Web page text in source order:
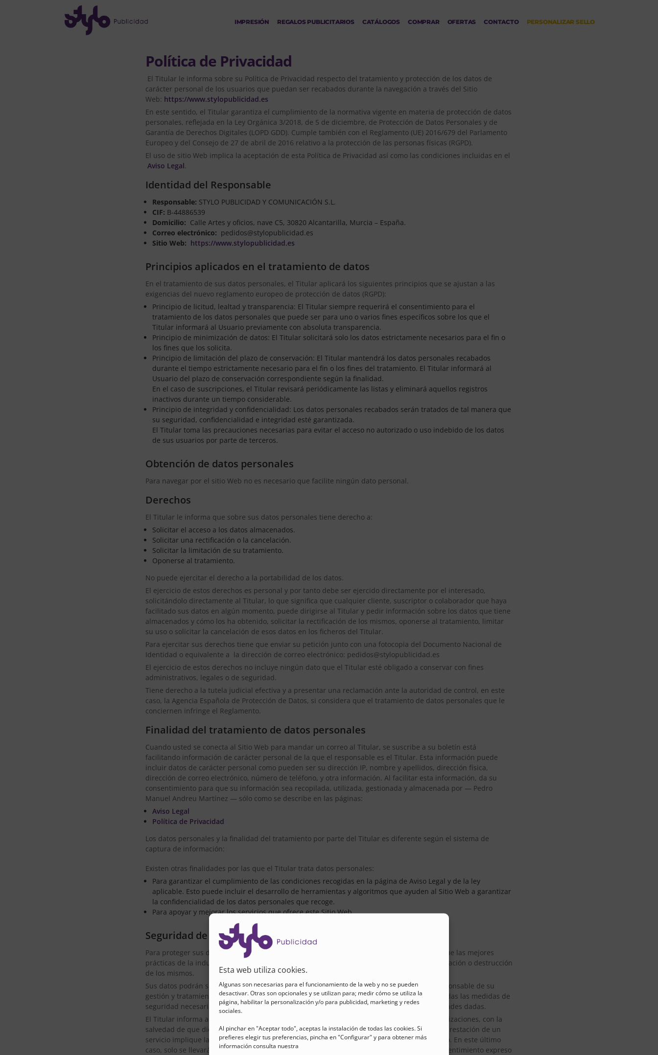
Esta web utiliza cookies.
Algunas son necesarias para el funcionamiento de la web y no se pueden
desactivar. Otras son opcionales y se utilizan para; medir cómo se utiliza la
página, habilitar la personalización y/o para publicidad, marketing y redes
sociales.
Al pinchar en "Aceptar todo", aceptas la instalación de todas las cookies. Si
prefieres elegir tus preferencias, pincha en "Configurar" y para obtener más
información consulta nuestra
IMPRESIÓN REGALOS PUBLICITARIOS CATÁLOGOS COMPRAR OFERTAS CONTACTO PERSONALIZAR SELLO
Política de Privacidad
El Titular le informa sobre su Política de Privacidad respecto del tratamiento y protección de los datos de
carácter personal de los usuarios que puedan ser recabados durante la navegación a través del Sitio
Web: https://www.stylopublicidad.es
En este sentido, el Titular garantiza el cumplimiento de la normativa vigente en materia de protección de datos
personales, reflejada en la Ley Orgánica 3/2018, de 5 de diciembre, de Protección de Datos Personales y de
Garantía de Derechos Digitales (LOPD GDD). Cumple también con el Reglamento (UE) 2016/679 del Parlamento
Europeo y del Consejo de 27 de abril de 2016 relativo a la protección de las personas físicas (RGPD).
El uso de sitio Web implica la aceptación de esta Política de Privacidad así como las condiciones incluidas en el
Aviso Legal.
Identidad del Responsable
Responsable: STYLO PUBLICIDAD Y COMUNICACIÓN S.L.
CIF: B-44886539
Domicilio: Calle Artes y oficios, nave C5, 30820 Alcantarilla, Murcia – España.
Correo electrónico: pedidos@stylopublicidad.es
Sitio Web: https://www.stylopublicidad.es
Principios aplicados en el tratamiento de datos
En el tratamiento de sus datos personales, el Titular aplicará los siguientes principios que se ajustan a las
exigencias del nuevo reglamento europeo de protección de datos (RGPD):
Principio de licitud, lealtad y transparencia: El Titular siempre requerirá el consentimiento para el
tratamiento de los datos personales que puede ser para uno o varios fines específicos sobre los que el
Titular informará al Usuario previamente con absoluta transparencia.
Principio de minimización de datos: El Titular solicitará solo los datos estrictamente necesarios para el fin o
los fines que los solicita.
Principio de limitación del plazo de conservación: El Titular mantendrá los datos personales recabados
durante el tiempo estrictamente necesario para el fin o los fines del tratamiento. El Titular informará al
Usuario del plazo de conservación correspondiente según la finalidad.
En el caso de suscripciones, el Titular revisará periódicamente las listas y eliminará aquellos registros
inactivos durante un tiempo considerable.
Principio de integridad y confidencialidad: Los datos personales recabados serán tratados de tal manera que
su seguridad, confidencialidad e integridad esté garantizada.
El Titular toma las precauciones necesarias para evitar el acceso no autorizado o uso indebido de los datos
de sus usuarios por parte de terceros.
Obtención de datos personales
Para navegar por el sitio Web no es necesario que facilite ningún dato personal.
Derechos
El Titular le informa que sobre sus datos personales tiene derecho a:
Solicitar el acceso a los datos almacenados.
Solicitar una rectificación o la cancelación.
Solicitar la limitación de su tratamiento.
Oponerse al tratamiento.
No puede ejercitar el derecho a la portabilidad de los datos.
El ejercicio de estos derechos es personal y por tanto debe ser ejercido directamente por el interesado,
solicitándolo directamente al Titular, lo que significa que cualquier cliente, suscriptor o colaborador que haya
facilitado sus datos en algún momento, puede dirigirse al Titular y pedir información sobre los datos que tiene
almacenados y cómo los ha obtenido, solicitar la rectificación de los mismos, oponerse al tratamiento, limitar
su uso o solicitar la cancelación de esos datos en los ficheros del Titular.
Para ejercitar sus derechos tiene que enviar su petición junto con una fotocopia del Documento Nacional de
Identidad o equivalente a la dirección de correo electrónico: pedidos@stylopublicidad.es
El ejercicio de estos derechos no incluye ningún dato que el Titular esté obligado a conservar con fines
administrativos, legales o de seguridad.
Tiene derecho a la tutela judicial efectiva y a presentar una reclamación ante la autoridad de control, en este
caso, la Agencia Española de Protección de Datos, si considera que el tratamiento de datos personales que le
conciernen infringe el Reglamento.
Finalidad del tratamiento de datos personales
Cuando usted se conecta al Sitio Web para mandar un correo al Titular, se suscribe a su boletín está
facilitando información de carácter personal de la que el responsable es el Titular. Esta información puede
incluir datos de carácter personal como pueden ser su dirección IP, nombre y apellidos, dirección física,
dirección de correo electrónico, número de teléfono, y otra información. Al facilitar esta información, da su
consentimiento para que su información sea recopilada, utilizada, gestionada y almacenada por — Pedro
Manuel Andreu Martínez — sólo como se describe en las páginas:
Aviso Legal
Política de Privacidad
Los datos personales y la finalidad del tratamiento por parte del Titular es diferente según el sistema de
captura de información:
Existen otras finalidades por las que el Titular trata datos personales:
Para garantizar el cumplimiento de las condiciones recogidas en la página de Aviso Legal y de la ley
aplicable. Esto puede incluir el desarrollo de herramientas y algoritmos que ayuden al Sitio Web a garantizar
la confidencialidad de los datos personales que recoge.
Para apoyar y mejorar los servicios que ofrece este Sitio Web.
Seguridad de los datos personales
Para proteger sus datos personales, el Titular toma todas las precauciones razonables y sigue las mejores
prácticas de la industria para evitar su pérdida, mal uso, acceso indebido, divulgación, alteración o destrucción
de los mismos.
Sus datos podrán ser incorporados a un fichero de lista de correo, del cual el Titular es responsable de su
gestión y tratamiento. La seguridad de sus datos está garantizada, ya que el Titular toma todas las medidas de
seguridad necesarias y le garantiza que los datos personales sólo se usarán para las finalidades dadas.
El Titular informa al Usuario de que sus datos personales no serán cedidos a terceras organizaciones, con la
salvedad de que dicha cesión de datos esté amparada en una obligación legal o cuando la prestación de un
servicio implique la necesidad de una relación contractual con un encargado de tratamiento. En este último
caso, solo se llevará a cabo la cesión de datos al tercero cuando el Titular disponga del consentimiento expreso